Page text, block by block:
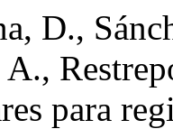
D.,
para